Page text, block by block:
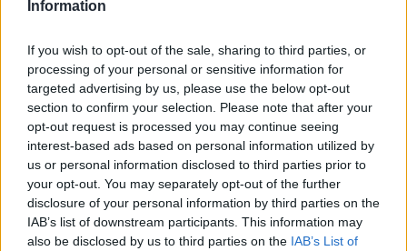
Information
If you wish to opt-out of the sale, sharing to third parties, or
processing of your personal or sensitive information for
targeted advertising by us, please use the below opt-out
section to confirm your selection. Please note that after your
opt-out request is processed you may continue seeing
interest-based ads based on personal information utilized by
us or personal information disclosed to third parties prior to
your opt-out. You may separately opt-out of the further
disclosure of your personal information by third parties on the
IAB’s list of downstream participants. This information may
also be disclosed by us to third parties on the IAB’s List of
To Moonlight Serenade στο καφέ του Αρχαιολογικού
Θ. Κοντογεώργης: Προεκλογική αλλά όχι παροχολογική η
ΔΕΘ
14:01
Άντριου: Μυστικό σχέδιο για βασιλική κηδεία όταν
πεθάνει, παρά την αποκαθήλωση
13:53
Σε ετοιμότητα η πυροσβεστική στη Λέσβο